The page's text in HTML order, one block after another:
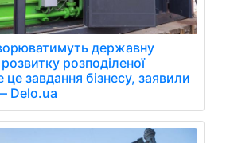
державну
розподіленої
це завдання бізнесу, заявили
Delo.ua